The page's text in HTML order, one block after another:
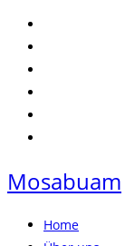
Zum
Inhalt
springen
Mosabuam
Home